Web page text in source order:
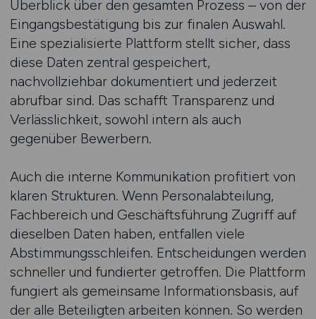
Überblick über den gesamten Prozess – von der
Eingangsbestätigung bis zur finalen Auswahl.
Eine spezialisierte Plattform stellt sicher, dass
diese Daten zentral gespeichert,
nachvollziehbar dokumentiert und jederzeit
abrufbar sind. Das schafft Transparenz und
Verlässlichkeit, sowohl intern als auch
gegenüber Bewerbern.
Auch die interne Kommunikation profitiert von
klaren Strukturen. Wenn Personalabteilung,
Fachbereich und Geschäftsführung Zugriff auf
dieselben Daten haben, entfallen viele
Abstimmungsschleifen. Entscheidungen werden
schneller und fundierter getroffen. Die Plattform
fungiert als gemeinsame Informationsbasis, auf
der alle Beteiligten arbeiten können. So werden